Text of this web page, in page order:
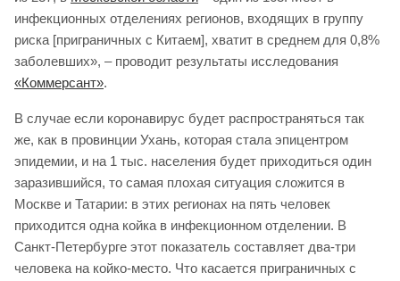
инфекционных отделениях регионов, входящих в группу
риска [приграничных с Китаем], хватит в среднем для 0,8%
заболевших», – проводит результаты исследования
«Коммерсант».
В случае если коронавирус будет распространяться так
же, как в провинции Ухань, которая стала эпицентром
эпидемии, и на 1 тыс. населения будет приходиться один
заразившийся, то самая плохая ситуация сложится в
Москве и Татарии: в этих регионах на пять человек
приходится одна койка в инфекционном отделении. В
Санкт-Петербурге этот показатель составляет два-три
человека на койко-место. Что касается приграничных с